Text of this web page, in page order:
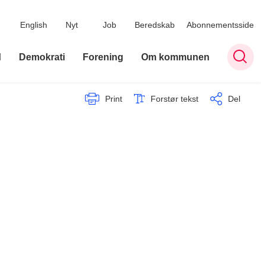
English Nyt Job Beredskab Abonnementsside
Demokrati Forening Om kommunen
Print Forstør tekst Del